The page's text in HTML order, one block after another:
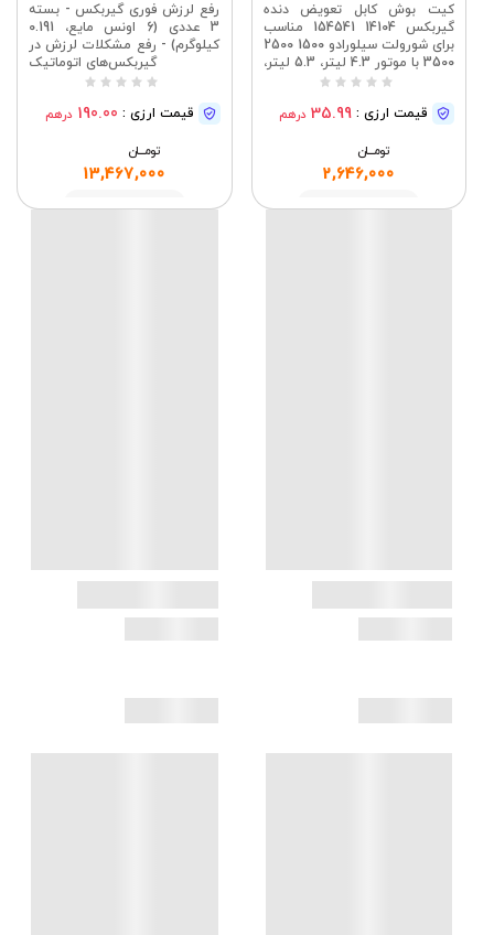
کیت بوش کابل تعویض دنده
گیربکس 14104 154541 مناسب
برای شورولت سیلورادو 1500 2500
3500 با موتور 4.3 لیتر، 5.3 لیتر،
6.0 لیتر، 6.2 لیتر و 6.6 لیتر، کیت
گیربکس اتوماتیکقیمت ارزی : 35.99 درهم
تومــــــان
2,646,000
مشاهده
رفع لرزش فوری گیربکس - بسته
3 عددی (6 اونس مایع، 0.191
کیلوگرم) - رفع مشکلات لرزش در
گیربکس‌های اتوماتیک
قیمت ارزی : 190.00 درهم
تومــــــان
13,467,000
مشاهده